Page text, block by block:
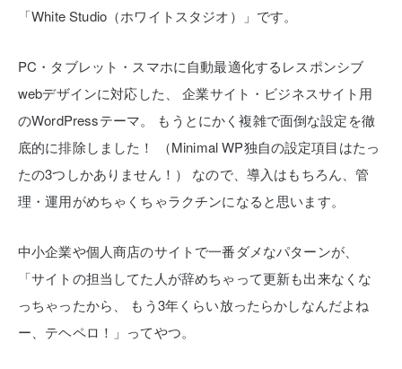
「White Studio（ホワイトスタジオ）」です。
PC・タブレット・スマホに自動最適化するレスポンシブ
webデザインに対応した、
企業サイト・ビジネスサイト用
のWordPressテーマ。
もうとにかく複雑で面倒な設定を徹
底的に排除しました！
（Minimal WP独自の設定項目はたっ
たの3つしかありません！）
なので、導入はもちろん、管
理・運用がめちゃくちゃラクチンになると思います。
中小企業や個人商店のサイトで一番ダメなパターンが、
「サイトの担当してた人が辞めちゃって更新も出来なくな
っちゃったから、
もう3年くらい放ったらかしなんだよね
ー、テヘペロ！」ってやつ。